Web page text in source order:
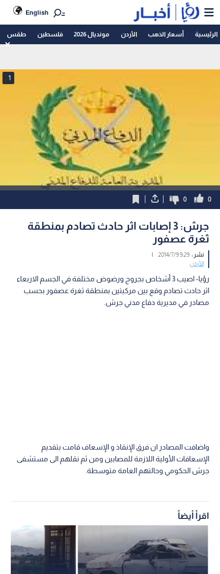
English
الرئيسية أسعار الذهب الأردن مونديال 2026 فلسطين طقس
1
0
0
جرش: 3 إصابات اثر حادث تصادم بمنطقة
ثغرة عصفور
نشر :9:29 2014/7/9
|
الأردن
رؤيا- اصيب 3 أشخاص بجروح ورضوض مختلفة في الجسم الاربعاء
اثر حادث تصادم وقع بين مركبتين بمنطقة ثغرة عصفور بحسب
مصادر في مديرية دفاع مدني جرش.
واضافت المصادر ان فرق الإنقاذ و الإسعاف قامت بتقديم
الإسعافات الأولية اللازمة للمصابين ومن ثم نقلهم الى مستشفى
جرش الحكومي وحالتهم العامة متوسطة.
اقرأ أيضاً